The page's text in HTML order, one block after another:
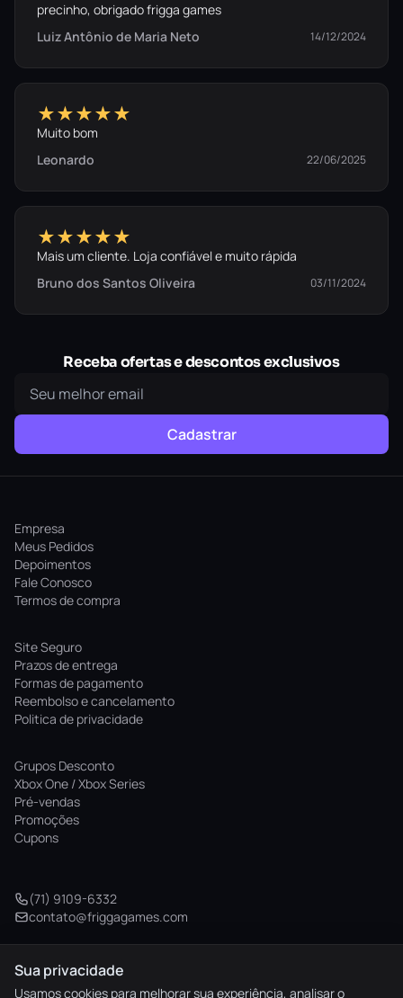
precinho, obrigado frigga games
Luiz Antônio de Maria Neto
14/12/2024
★★★★★
Muito bom
Leonardo
22/06/2025
★★★★★
Mais um cliente. Loja confiável e muito rápida
Bruno dos Santos Oliveira
03/11/2024
Receba ofertas e descontos exclusivos
Cadastrar
Empresa
Meus Pedidos
Depoimentos
Fale Conosco
Termos de compra
Site Seguro
Prazos de entrega
Formas de pagamento
Reembolso e cancelamento
Politica de privacidade
Grupos Desconto
Xbox One / Xbox Series
Pré-vendas
Promoções
Cupons
(71) 9109-6332
contato@friggagames.com
© 2026 Frigga Games. Todos os direitos reservados.
Sua privacidade
Usamos cookies para melhorar sua experiência, analisar o